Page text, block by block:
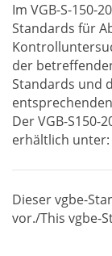
Im VGB-S-150-
Standards für
der
Standards und
Der VGB-S150-
erhältlich unter:
Dieser vgbe-
vor./This vgbe-